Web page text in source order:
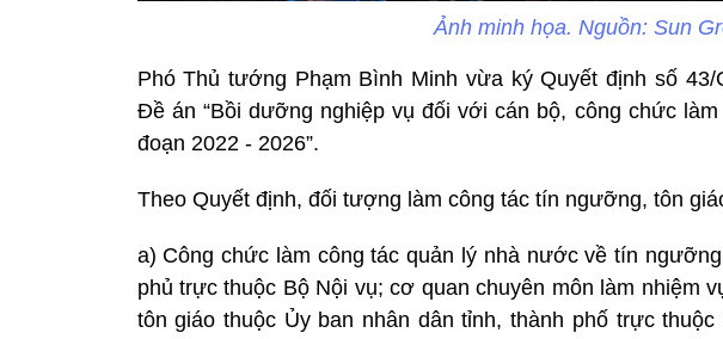
Ảnh minh họa. Nguồn: Sun
Phó Thủ tướng Phạm Bình Minh vừa ký Quyết định số
Đề án “Bồi dưỡng nghiệp vụ đối với cán bộ, công chức
đoạn 2022 - 2026”.
Theo Quyết định, đối tượng làm công tác tín ngưỡng, tôn
a) Công chức làm công tác quản lý nhà nước về tín
phủ trực thuộc Bộ Nội vụ; cơ quan chuyên môn làm nhiệm
tôn giáo thuộc Ủy ban nhân dân tỉnh, thành phố trực